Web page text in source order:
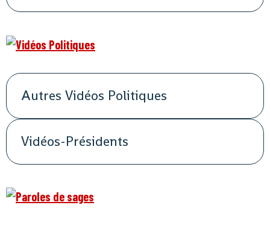
Autres Vidéos Politiques
Vidéos-Présidents